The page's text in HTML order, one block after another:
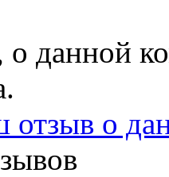
данной
отзыв о